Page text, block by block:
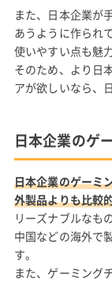
また、日本企業が
あうように作られ
使いやすい点も魅力
そのため、より日
アが欲しいなら、
日本企業のゲ
日本企業のゲーミ
外製品よりも比較
リーズナブルなも
中国などの海外で
す。
また、ゲーミング